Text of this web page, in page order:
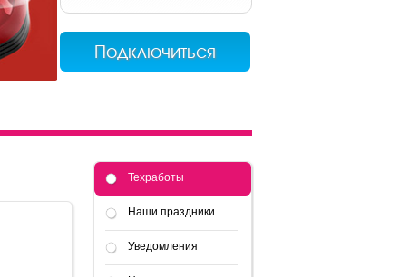
Подключиться
Техработы
Наши праздники
Уведомления